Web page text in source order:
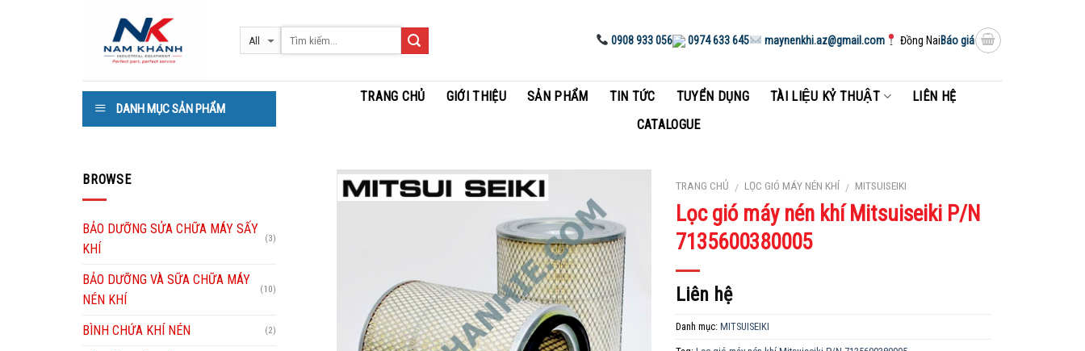
0908 933 056 0974 633 645 maynenkhi.az@gmail.com Đồng NaiBáo giá
DANH MỤC SẢN PHẨM
TRANG CHỦ GIỚI THIỆU SẢN PHẨM TIN TỨC TUYỂN DỤNG TÀI LIỆU KỶ THUẬT
LIÊN HỆ
CATALOGUE
Add to
Wishlist
TRANG CHỦ / LỌC GIÓ MÁY NÉN KHÍ / MITSUISEIKI
Lọc gió máy nén khí Mitsuiseiki P/N
7135600380005
Liên hệ
Danh mục: MITSUISEIKI
BROWSE
BẢO DƯỠNG SỬA CHỮA MÁY SẤY
KHÍ
(3)
BẢO DƯỠNG VÀ SỮA CHỮA MÁY
NÉN KHÍ
(10)
BÌNH CHỨA KHÍ NÉN (2)